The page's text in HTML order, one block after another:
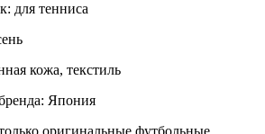
для тенниса
кожа, текстиль
Япония